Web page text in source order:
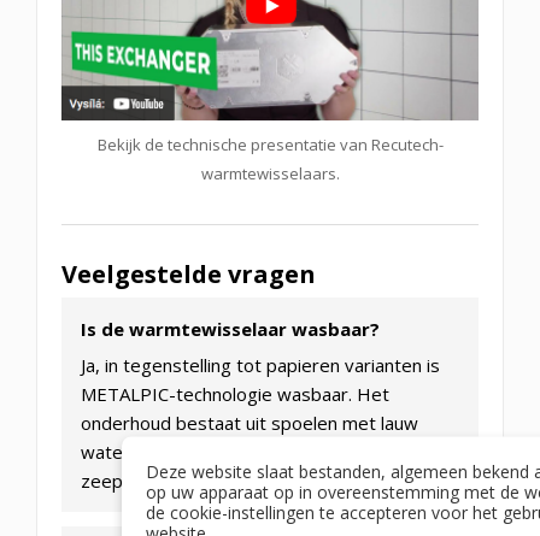
Bekijk de technische presentatie van Recutech-
warmtewisselaars.
Veelgestelde vragen
Is de warmtewisselaar wasbaar?
Ja, in tegenstelling tot papieren varianten is
METALPIC-technologie wasbaar. Het
onderhoud bestaat uit spoelen met lauw
water (max. 40 °C) en een milde
zeepoplossing.Deze website slaat bestanden, algemeen bekend
op uw apparaat op in overeenstemming met de
de cookie-instellingen te accepteren voor het